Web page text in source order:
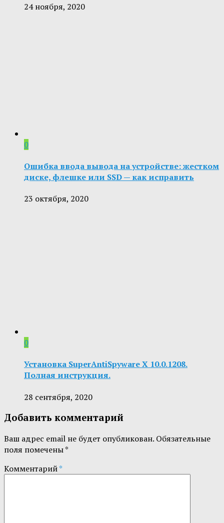
24 ноября, 2020
0
Ошибка ввода вывода на устройстве: жестком
диске, флешке или SSD — как исправить
23 октября, 2020
0
Установка SuperAntiSpyware X 10.0.1208.
Полная инструкция.
28 сентября, 2020
Добавить комментарий
Ваш адрес email не будет опубликован. Обязательные
поля помечены*
Комментарий*